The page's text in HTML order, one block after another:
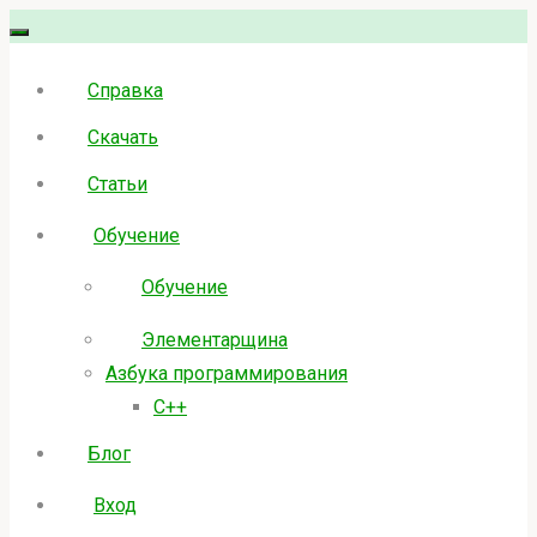
Skip
content
Справка
Скачать
Статьи
Обучение
Обучение
Элементарщина
Азбука программирования
C++
Блог
Вход